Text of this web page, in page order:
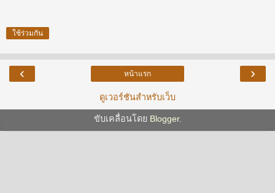
ใช้ร่วมกัน
‹ ›
หน้าแรก
ดูเวอร์ชันสำหรับเว็บ
ขับเคลื่อนโดย Blogger.